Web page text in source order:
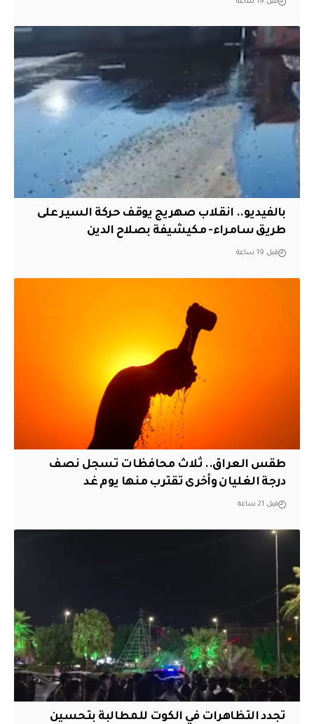
قبل 19 ساعة
بالفيديو.. انقلاب صهريج يوقف حركة السير على
طريق سامراء- مكيشيفة بصلاح الدين
قبل 19 ساعة
طقس العراق.. ثلاث محافظات تسجل نصف
درجة الغليان وأخرى تقترب منها يوم غد
قبل 21 ساعة
تجدد التظاهرات في الكوت للمطالبة بتحسين